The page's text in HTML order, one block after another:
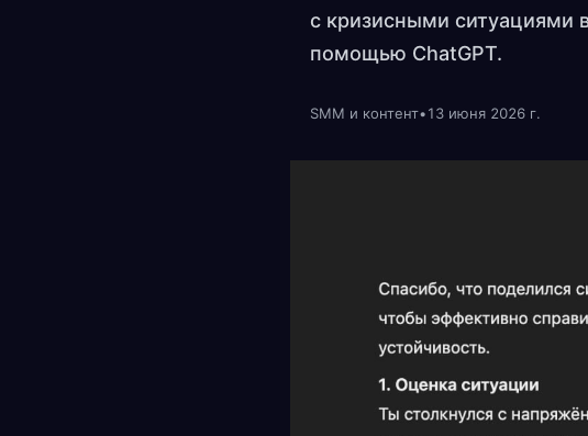
с кризисными ситуациями
помощью ChatGPT.
SMM и контент•13 июня 2026 г.